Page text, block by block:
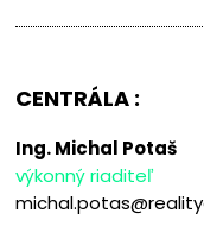
CENTRÁLA :
Ing. Michal Potaš
výkonný riaditeľ